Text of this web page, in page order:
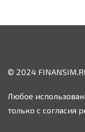
© 2024
Любое
только с согласия